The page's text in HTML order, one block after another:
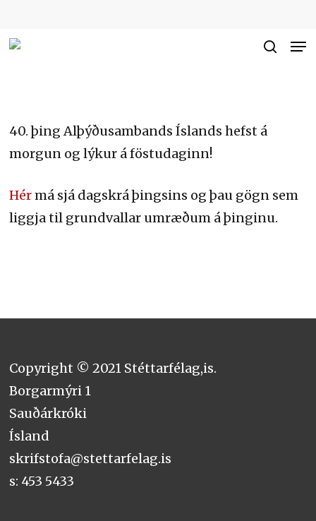
40. þing Alþýðusambands Íslands hefst á
morgun og lýkur á föstudaginn!
Hérmá sjá dagskrá þingsins og þau gögn sem
liggja til grundvallar umræðum á þinginu.
Copyright © 2021 Stéttarfélag,is.
Borgarmýri 1
Sauðárkróki
Ísland
skrifstofa@stettarfelag.is
s: 453 5433
Close